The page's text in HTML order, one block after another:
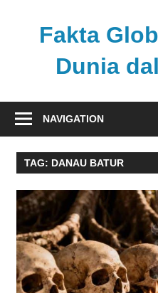
Fakta
Dunia
kabar
dari
berbagai
pandang
NAVIGATION
TAG: DANAU BATUR